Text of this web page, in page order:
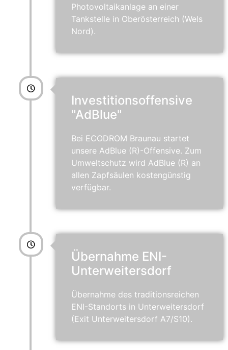
Photovoltaikanlage an einer
Tankstelle in Oberösterreich (Wels
Nord).
Investitionsoffensive
"AdBlue"
Bei ECODROM Braunau startet
unsere AdBlue (R)-Offensive. Zum
Umweltschutz wird AdBlue (R) an
allen Zapfsäulen kostengünstig
verfügbar.
Übernahme ENI-
Unterweitersdorf
Übernahme des traditionsreichen
ENI-Standorts in Unterweitersdorf
(Exit Unterweitersdorf A7/S10).